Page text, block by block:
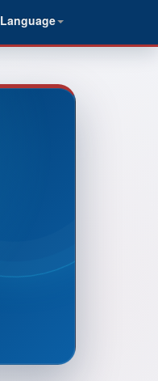
Language